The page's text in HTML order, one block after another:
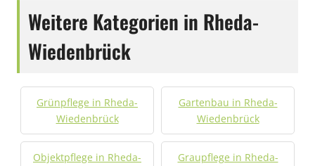
Weitere Kategorien in Rheda-
Wiedenbrück
Grünpflege in Rheda-
Wiedenbrück
Gartenbau in Rheda-
Wiedenbrück
Objektpflege in Rheda-
Graupflege in Rheda-